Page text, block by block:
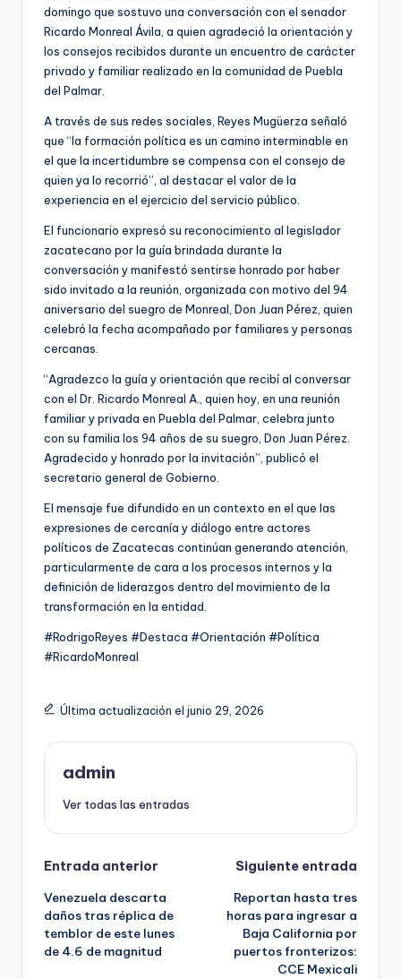
domingo que sostuvo una conversación con el senador
Ricardo Monreal Ávila, a quien agradeció la orientación y
los consejos recibidos durante un encuentro de carácter
privado y familiar realizado en la comunidad de Puebla
del Palmar.
A través de sus redes sociales, Reyes Mugüerza señaló
que “la formación política es un camino interminable en
el que la incertidumbre se compensa con el consejo de
quien ya lo recorrió”, al destacar el valor de la
experiencia en el ejercicio del servicio público.
El funcionario expresó su reconocimiento al legislador
zacatecano por la guía brindada durante la
conversación y manifestó sentirse honrado por haber
sido invitado a la reunión, organizada con motivo del 94
aniversario del suegro de Monreal, Don Juan Pérez, quien
celebró la fecha acompañado por familiares y personas
cercanas.
“Agradezco la guía y orientación que recibí al conversar
con el Dr. Ricardo Monreal A., quien hoy, en una reunión
familiar y privada en Puebla del Palmar, celebra junto
con su familia los 94 años de su suegro, Don Juan Pérez.
Agradecido y honrado por la invitación”, publicó el
secretario general de Gobierno.
El mensaje fue difundido en un contexto en el que las
expresiones de cercanía y diálogo entre actores
políticos de Zacatecas continúan generando atención,
particularmente de cara a los procesos internos y la
definición de liderazgos dentro del movimiento de la
transformación en la entidad.
#RodrigoReyes #Destaca #Orientación #Política
#RicardoMonreal
Última actualización el junio 29, 2026
admin
Ver todas las entradas
Navegación
de
entradas
Entrada anterior
Venezuela descarta
daños tras réplica de
temblor de este lunes
de 4.6 de magnitud
Siguiente entrada
Reportan hasta tres
horas para ingresar a
Baja California por
puertos fronterizos:
CCE Mexicali